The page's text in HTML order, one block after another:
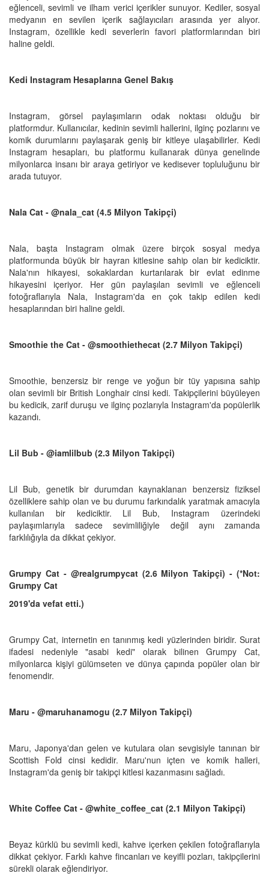
eğlenceli, sevimli ve ilham verici içerikler sunuyor. Kediler, sosyal
medyanın en sevilen içerik sağlayıcıları arasında yer alıyor.
Instagram, özellikle kedi severlerin favori platformlarından biri
haline geldi.
Kedi Instagram Hesaplarına Genel Bakış
Instagram, görsel paylaşımların odak noktası olduğu bir
platformdur. Kullanıcılar, kedinin sevimli hallerini, ilginç pozlarını ve
komik durumlarını paylaşarak geniş bir kitleye ulaşabilirler. Kedi
Instagram hesapları, bu platformu kullanarak dünya genelinde
milyonlarca insanı bir araya getiriyor ve kedisever topluluğunu bir
arada tutuyor.
Nala Cat - @nala_cat (4.5 Milyon Takipçi)
Nala, başta Instagram olmak üzere birçok sosyal medya
platformunda büyük bir hayran kitlesine sahip olan bir kediciktir.
Nala'nın hikayesi, sokaklardan kurtarılarak bir evlat edinme
hikayesini içeriyor. Her gün paylaşılan sevimli ve eğlenceli
fotoğraflarıyla Nala, Instagram'da en çok takip edilen kedi
hesaplarından biri haline geldi.
Smoothie the Cat - @smoothiethecat (2.7 Milyon Takipçi)
Smoothie, benzersiz bir renge ve yoğun bir tüy yapısına sahip
olan sevimli bir British Longhair cinsi kedi. Takipçilerini büyüleyen
bu kedicik, zarif duruşu ve ilginç pozlarıyla Instagram'da popülerlik
kazandı.
Lil Bub - @iamlilbub (2.3 Milyon Takipçi)
Lil Bub, genetik bir durumdan kaynaklanan benzersiz fiziksel
özelliklere sahip olan ve bu durumu farkındalık yaratmak amacıyla
kullanılan bir kediciktir. Lil Bub, Instagram üzerindeki
paylaşımlarıyla sadece sevimliliğiyle değil aynı zamanda
farklılığıyla da dikkat çekiyor.
Grumpy Cat - @realgrumpycat (2.6 Milyon Takipçi) - (*Not:
Grumpy Cat
2019'da vefat etti.)
Grumpy Cat, internetin en tanınmış kedi yüzlerinden biridir. Surat
ifadesi nedeniyle "asabi kedi" olarak bilinen Grumpy Cat,
milyonlarca kişiyi gülümseten ve dünya çapında popüler olan bir
fenomendir.
Maru - @maruhanamogu (2.7 Milyon Takipçi)
Maru, Japonya'dan gelen ve kutulara olan sevgisiyle tanınan bir
Scottish Fold cinsi kedidir. Maru'nun içten ve komik halleri,
Instagram'da geniş bir takipçi kitlesi kazanmasını sağladı.
White Coffee Cat - @white_coffee_cat (2.1 Milyon Takipçi)
Beyaz kürklü bu sevimli kedi, kahve içerken çekilen fotoğraflarıyla
dikkat çekiyor. Farklı kahve fincanları ve keyifli pozları, takipçilerini
sürekli olarak eğlendiriyor.